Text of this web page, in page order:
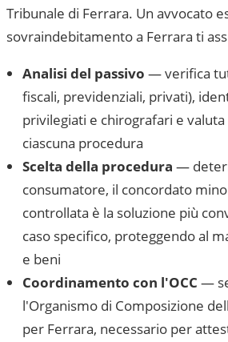
Tribunale di Ferrara. Un avvocato
sovraindebitamento a Ferrara ti
Analisi del passivo — verifica
fiscali, previdenziali, privati),
privilegiati e chirografari e
ciascuna procedura
Scelta della procedura —
consumatore, il concordato
controllata è la soluzione più
caso specifico, proteggendo al
e beni
Coordinamento con l'OCC —
l'Organismo di Composizione
per Ferrara, necessario per